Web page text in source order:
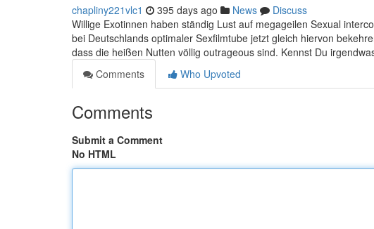
chapliny221vlc1 395 days ago News
Discuss
Willige Exotinnen haben ständig Lust auf megageilen Sexual
bei Deutschlands optimaler Sexfilmtube jetzt gleich hiervon
dass die heißen Nutten völlig outrageous sind. Kennst Du
Comments
Who Upvoted
Comments
Submit a Comment
No HTML